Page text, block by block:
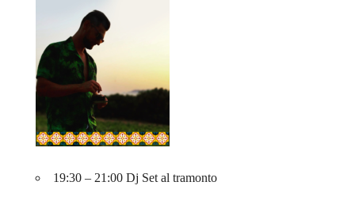
19:30 – 21:00 Dj Set al tramonto